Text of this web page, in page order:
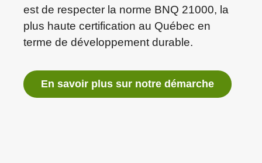
est de respecter la norme BNQ 21000, la
plus haute certification au Québec en
terme de développement durable.
En savoir plus sur notre démarche